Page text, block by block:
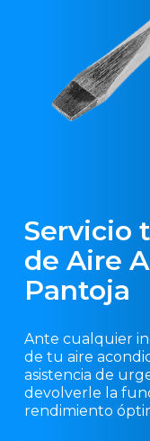
Servicio
de Aire
Pantoja
Ante cualquier
de tu aire
asistencia de
devolverle la
rendimiento